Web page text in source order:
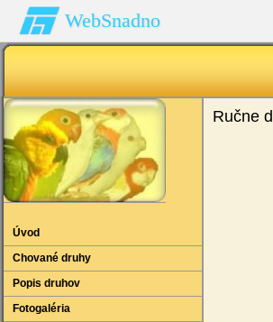
WebSnadno
Úvod
Chované druhy
Popis druhov
Fotogaléria
Ručne